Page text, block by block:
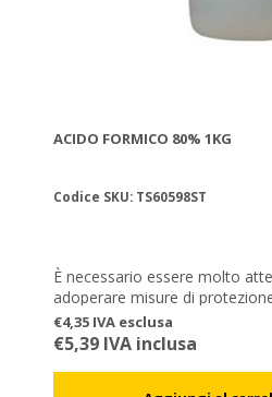
ACIDO FORMICO 80% 1KG
Codice SKU: TS60598ST
È necessario essere molto
adoperare misure di
maschera full face e dei guanti.
€4,35 IVA esclusa
€5,39 IVA inclusa